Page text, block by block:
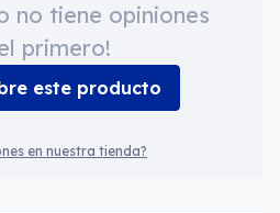
no tiene opiniones
primero!
este producto
en nuestra tienda?